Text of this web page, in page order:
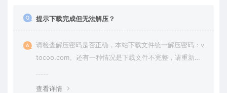
提示下载完成但无法解压？
请检查解压密码是否正确，本站下载文件统一解压密码：v
tocoo.com。还有一种情况是下载文件不完整，请重新下
查看详情